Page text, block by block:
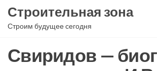
Перейти
Строительная зона
Строим будущее сегодня
Свиридов —